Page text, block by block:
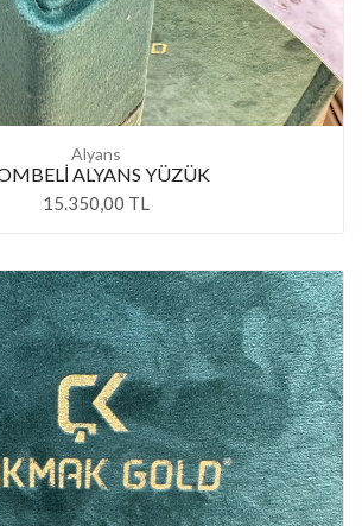
Alyans
ALYANS YÜZÜK
15.350,00 TL